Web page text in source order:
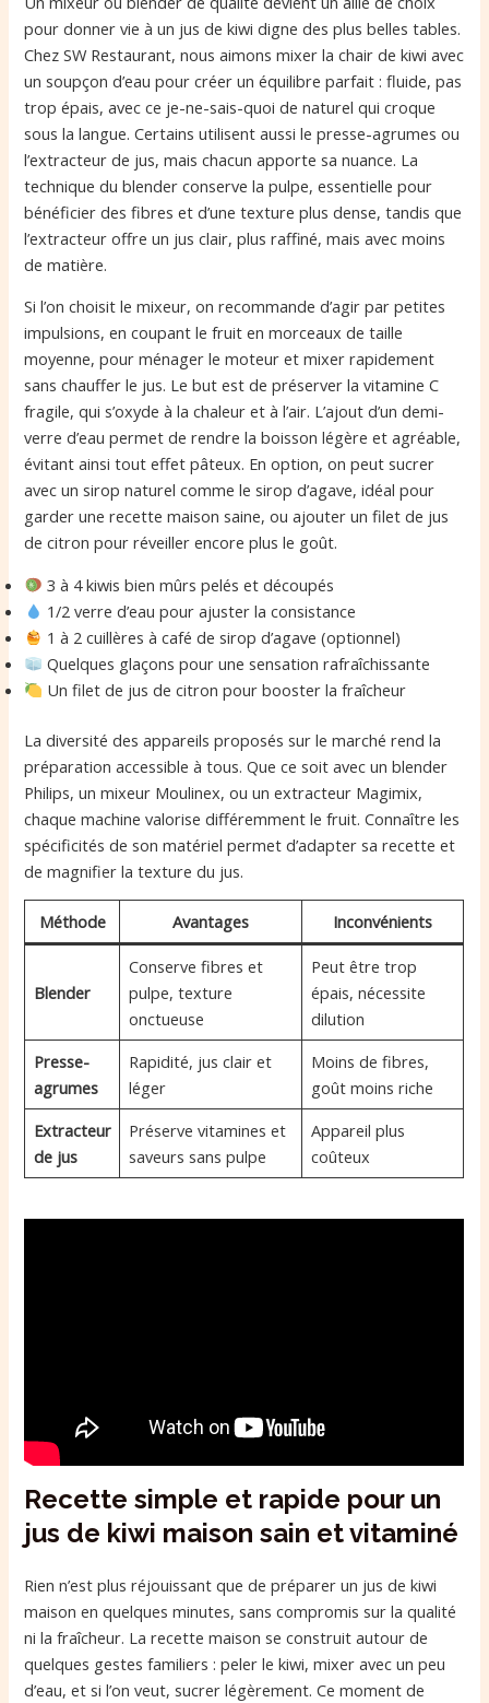
pour donner vie à un jus de kiwi digne des plus belles tables.
Chez SW Restaurant, nous aimons mixer la chair de kiwi avec
un soupçon d’eau pour créer un équilibre parfait : fluide, pas
trop épais, avec ce je-ne-sais-quoi de naturel qui croque
sous la langue. Certains utilisent aussi le presse-agrumes ou
l’extracteur de jus, mais chacun apporte sa nuance. La
technique du blender conserve la pulpe, essentielle pour
bénéficier des fibres et d’une texture plus dense, tandis que
l’extracteur offre un jus clair, plus raffiné, mais avec moins
de matière.
Si l’on choisit le mixeur, on recommande d’agir par petites
impulsions, en coupant le fruit en morceaux de taille
moyenne, pour ménager le moteur et mixer rapidement
sans chauffer le jus. Le but est de préserver la vitamine C
fragile, qui s’oxyde à la chaleur et à l’air. L’ajout d’un demi-
verre d’eau permet de rendre la boisson légère et agréable,
évitant ainsi tout effet pâteux. En option, on peut sucrer
avec un sirop naturel comme le sirop d’agave, idéal pour
garder une recette maison saine, ou ajouter un filet de jus
de citron pour réveiller encore plus le goût.
3 à 4 kiwis bien mûrs pelés et découpés
1/2 verre d’eau pour ajuster la consistance
1 à 2 cuillères à café de sirop d’agave (optionnel)
Quelques glaçons pour une sensation rafraîchissante
Un filet de jus de citron pour booster la fraîcheur
La diversité des appareils proposés sur le marché rend la
préparation accessible à tous. Que ce soit avec un blender
Philips, un mixeur Moulinex, ou un extracteur Magimix,
chaque machine valorise différemment le fruit. Connaître les
spécificités de son matériel permet d’adapter sa recette et
de magnifier la texture du jus.
Méthode Avantages Inconvénients
Blender
Conserve fibres et
pulpe, texture
onctueuse
Peut être trop
épais, nécessite
dilution
Presse-
agrumes
Rapidité, jus clair et
léger
Moins de fibres,
goût moins riche
Extracteur
de jus
Préserve vitamines et
saveurs sans pulpe
Appareil plus
coûteux
Recette simple et rapide pour un
jus de kiwi maison sain et vitaminé
Rien n’est plus réjouissant que de préparer un jus de kiwi
maison en quelques minutes, sans compromis sur la qualité
ni la fraîcheur. La recette maison se construit autour de
quelques gestes familiers : peler le kiwi, mixer avec un peu
d’eau, et si l’on veut, sucrer légèrement. Ce moment de